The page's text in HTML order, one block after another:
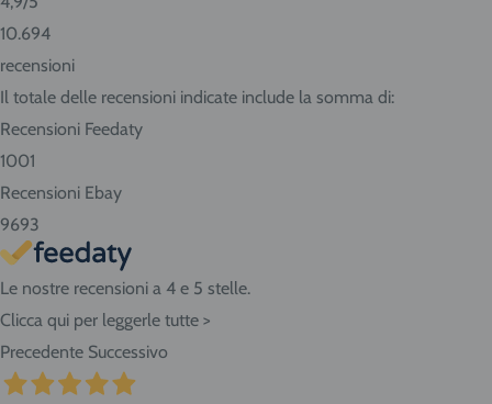
10.694
recensioni
Il totale delle recensioni indicate include la somma di:
Recensioni Feedaty
1001
Recensioni Ebay
9693
Le nostre recensioni a 4 e 5 stelle.
Clicca qui per leggerle tutte >
Precedente Successivo